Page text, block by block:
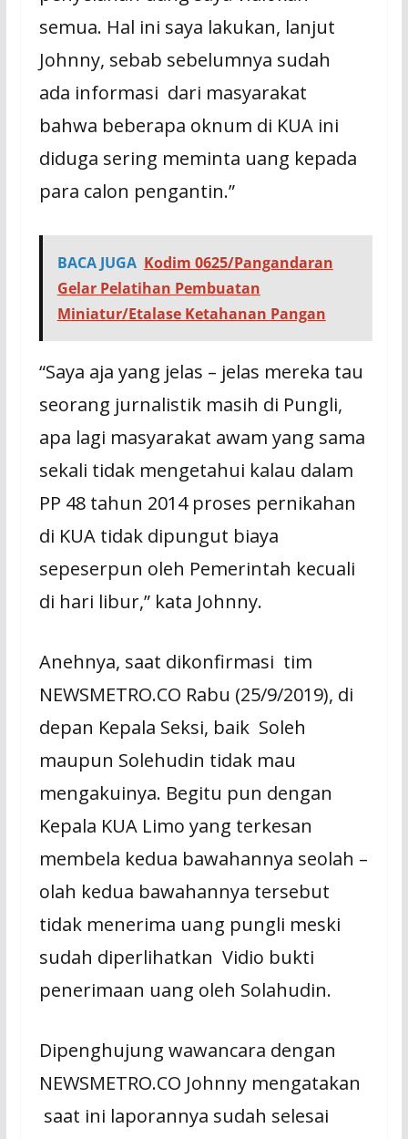
semua. Hal ini saya lakukan, lanjut
Johnny, sebab sebelumnya sudah
ada informasi dari masyarakat
bahwa beberapa oknum di KUA ini
diduga sering meminta uang kepada
para calon pengantin.”
BACA JUGA Kodim 0625/Pangandaran
Gelar Pelatihan Pembuatan
Miniatur/Etalase Ketahanan Pangan
“Saya aja yang jelas – jelas mereka tau
seorang jurnalistik masih di Pungli,
apa lagi masyarakat awam yang sama
sekali tidak mengetahui kalau dalam
PP 48 tahun 2014 proses pernikahan
di KUA tidak dipungut biaya
sepeserpun oleh Pemerintah kecuali
di hari libur,” kata Johnny.
Anehnya, saat dikonfirmasi tim
NEWSMETRO.CO Rabu (25/9/2019), di
depan Kepala Seksi, baik Soleh
maupun Solehudin tidak mau
mengakuinya. Begitu pun dengan
Kepala KUA Limo yang terkesan
membela kedua bawahannya seolah –
olah kedua bawahannya tersebut
tidak menerima uang pungli meski
sudah diperlihatkan Vidio bukti
penerimaan uang oleh Solahudin.
Dipenghujung wawancara dengan
NEWSMETRO.CO Johnny mengatakan
saat ini laporannya sudah selesai